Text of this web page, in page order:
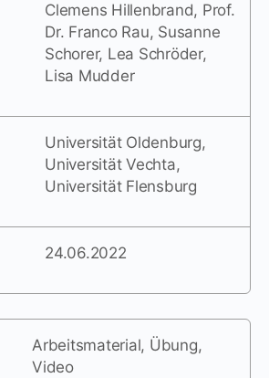
Clemens Hillenbrand, Prof.
Dr. Franco Rau, Susanne
Schorer, Lea Schröder,
Lisa Mudder
Universität Oldenburg,
Universität Vechta,
Universität Flensburg
24.06.2022
Arbeitsmaterial, Übung,
Video